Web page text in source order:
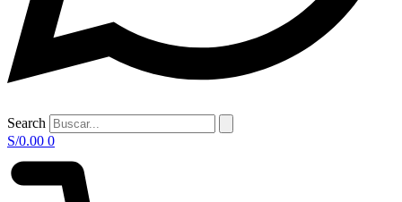
Search
S/0.00 0